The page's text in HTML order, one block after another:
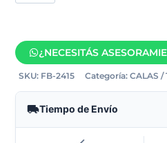
¿NECESITÁS
SKU: FB-2415 Categoría: CALAS /
Tiempo de Envío